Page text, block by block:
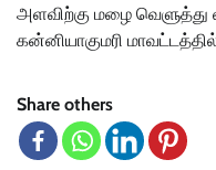
அளவிற்கு மழை வெளுத்து
கன்னியாகுமரி
Share others